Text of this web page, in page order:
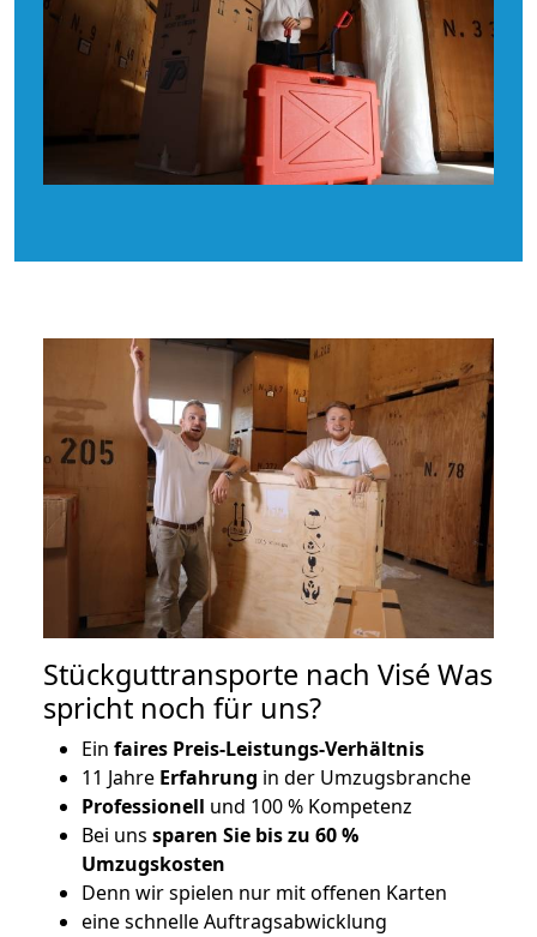
Stückguttransporte nach Visé Was
spricht noch für uns?
Ein faires Preis-Leistungs-Verhältnis
11 Jahre Erfahrung in der Umzugsbranche
Professionell und 100 % Kompetenz
Bei uns sparen Sie bis zu 60 %
Umzugskosten
Denn wir spielen nur mit offenen Karten
eine schnelle Auftragsabwicklung